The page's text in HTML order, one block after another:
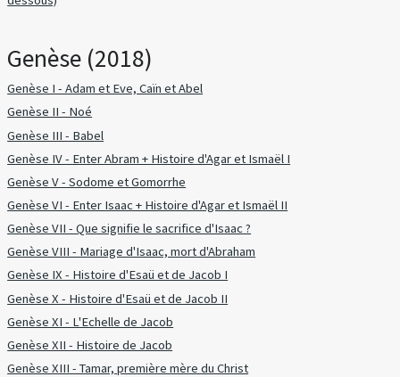
Genèse (2018)
Genèse I - Adam et Eve, Caïn et Abel
Genèse II - Noé
Genèse III - Babel
Genèse IV - Enter Abram + Histoire d'Agar et Ismaël I
Genèse V - Sodome et Gomorrhe
Genèse VI - Enter Isaac + Histoire d'Agar et Ismaël II
Genèse VII - Que signifie le sacrifice d'Isaac ?
Genèse VIII - Mariage d'Isaac, mort d'Abraham
Genèse IX - Histoire d'Esaü et de Jacob I
Genèse X - Histoire d'Esaü et de Jacob II
Genèse XI - L'Echelle de Jacob
Genèse XII - Histoire de Jacob
Genèse XIII - Tamar, première mère du Christ